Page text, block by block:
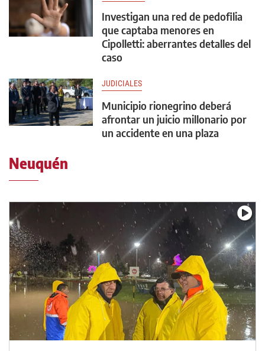
Investigan una red de pedofilia
que captaba menores en
Cipolletti: aberrantes detalles del
caso
JUDICIALES
Municipio rionegrino deberá
afrontar un juicio millonario por
un accidente en una plaza
Neuquén